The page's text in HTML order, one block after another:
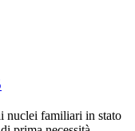
nuclei familiari in stato